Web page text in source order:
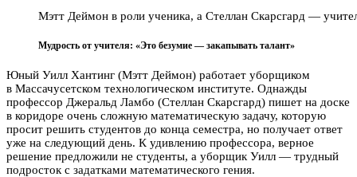
Мэтт Деймон в роли ученика, а Стеллан Скарсгард —
Мудрость от учителя: «Это безумие — закапывать талант»
Юный Уилл Хантинг (Мэтт Деймон) работает уборщиком
в Массачусетском технологическом институте. Однажды
профессор Джеральд Ламбо (Стеллан Скарсгард) пишет на доске
в коридоре очень сложную математическую задачу, которую
просит решить студентов до конца семестра, но получает ответ
уже на следующий день. К удивлению профессора, верное
решение предложили не студенты, а уборщик Уилл — трудный
подросток с задатками математического гения.